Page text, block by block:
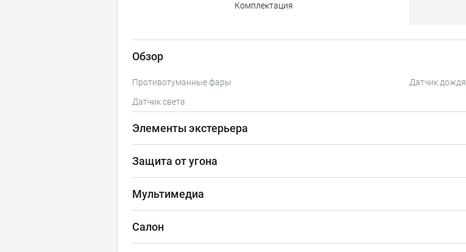
Комплектация
Обзор
Противотуманные фары
Датчик дождя
Датчик света
Элементы экстерьера
Защита от угона
Мультимедиа
Салон